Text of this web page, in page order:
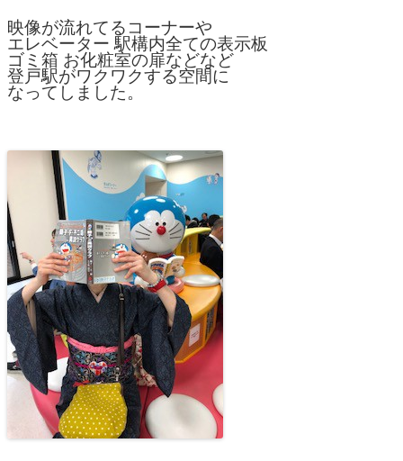
映像が流れてるコーナーや
エレベーター 駅構内全ての表示板
ゴミ箱 お化粧室の扉などなど
登戸駅がワクワクする空間に
なってしました。